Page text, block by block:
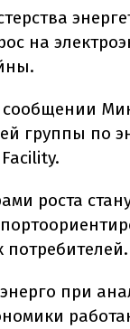
на
сообщении
группы по
роста
потребителей.
при